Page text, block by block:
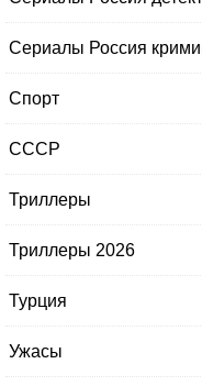
Сериалы Россия
Спорт
СССР
Триллеры
Триллеры 2026
Турция
Ужасы